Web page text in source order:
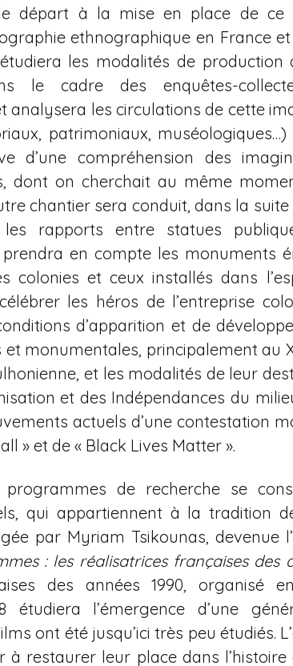
départ à la mise en place de ce
ethnographique en France
étudiera les modalités de
le cadre des enquêtes-
analysera les circulations de cette
patrimoniaux,
d’une compréhension des
dont on cherchait au même
chantier sera conduit, dans la
les rapports entre statues
en compte les monuments
colonies et ceux installés dans
les héros de l’entreprise
d’apparition et de
et monumentales, principalement au
et les modalités de leur
et des Indépendances du
actuels d’une contestation
» et de « Black Lives Matter ».
de recherche se
qui appartiennent à la tradition
par Myriam Tsikounas, devenue
: les réalisatrices françaises des
des années 1990, organisé
étudiera l’émergence d’une
ont été jusqu’ici très peu étudiés.
à restaurer leur place dans